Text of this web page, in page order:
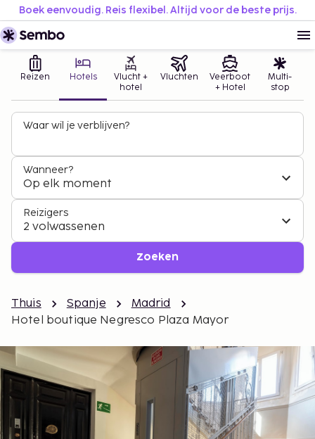
Boek eenvoudig. Reis flexibel. Altijd voor de beste prijs.
Reizen Hotels
Vlucht +
hotel
Vluchten
Veerboot
+ Hotel
Multi-
stop
Waar wil je verblijven?
Wanneer?
Op elk moment
Reizigers
2 volwassenen
Zoeken
Thuis Spanje
Madrid
Hotel boutique Negresco Plaza Mayor